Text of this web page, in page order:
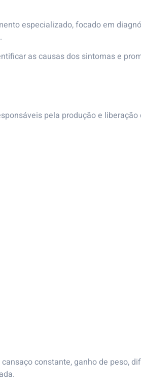
especializado, focado em
as causas dos sintomas e
pela produção e liberação
constante, ganho de peso,